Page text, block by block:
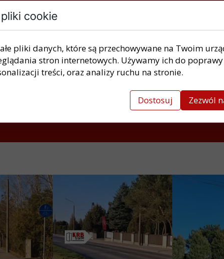
cookie
pliki danych, które są przechowywane na Twoim
stron internetowych. Używamy ich do poprawy
treści, oraz analizy ruchu na stronie.
Dostosuj Zezwól